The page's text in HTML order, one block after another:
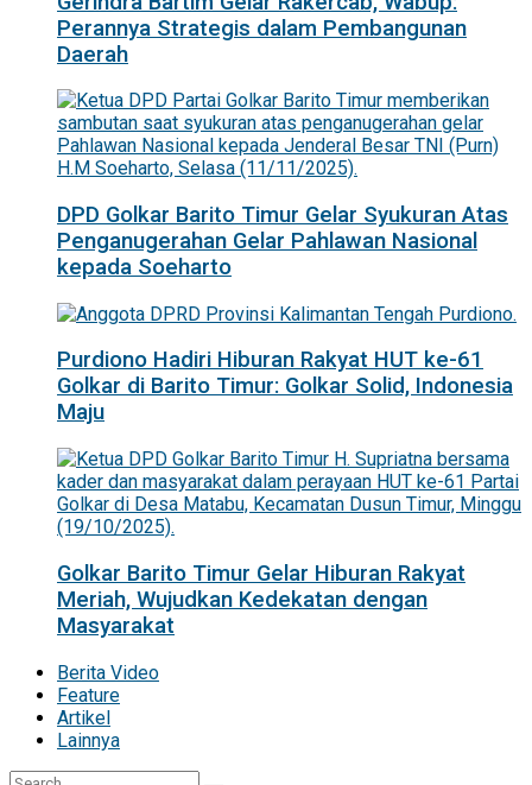
Perannya Strategis dalam Pembangunan
Daerah
DPD Golkar Barito Timur Gelar Syukuran Atas
Penganugerahan Gelar Pahlawan Nasional
kepada Soeharto
Purdiono Hadiri Hiburan Rakyat HUT ke-61
Golkar di Barito Timur: Golkar Solid, Indonesia
Maju
Golkar Barito Timur Gelar Hiburan Rakyat
Meriah, Wujudkan Kedekatan dengan
Masyarakat
Berita Video
Feature
Artikel
Lainnya